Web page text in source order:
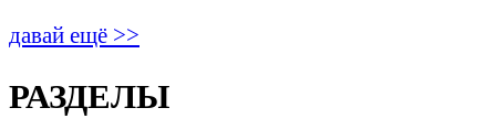
давай ещё >>
РАЗДЕЛЫ